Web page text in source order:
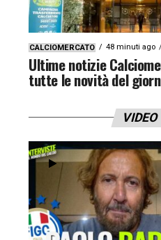
CALCIOMERCATO 48 minuti ago
Ultime notizie
tutte le novità del
VIDEO